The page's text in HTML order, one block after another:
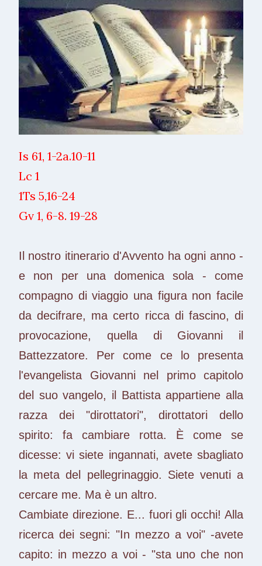
Is 61, 1-2a.10-11
Lc 1
1Ts 5,16-24
Gv 1, 6-8. 19-28
Il nostro itinerario d'Avvento ha ogni anno -
e non per una domenica sola - come
compagno di viaggio una figura non facile
da decifrare, ma certo ricca di fascino, di
provocazione, quella di Giovanni il
Battezzatore. Per come ce lo presenta
l'evangelista Giovanni nel primo capitolo
del suo vangelo, il Battista appartiene alla
razza dei "dirottatori", dirottatori dello
spirito: fa cambiare rotta. È come se
dicesse: vi siete ingannati, avete sbagliato
la meta del pellegrinaggio. Siete venuti a
cercare me. Ma è un altro.
Cambiate direzione. E... fuori gli occhi! Alla
ricerca dei segni: "In mezzo a voi" -avete
capito: in mezzo a voi - "sta uno che non